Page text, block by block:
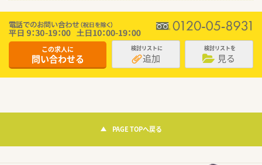
この求人に
問い合わせる
検討リストに
追加
検討リストを
見る
PAGE TOPへ戻る